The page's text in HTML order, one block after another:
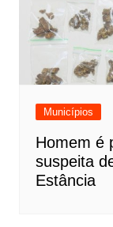
Municípios
Homem é
suspeita
Estância